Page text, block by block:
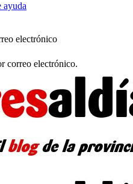
ayuda
electrónico
correo electrónico.